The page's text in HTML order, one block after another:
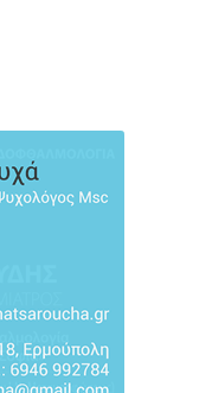
των διοδίων